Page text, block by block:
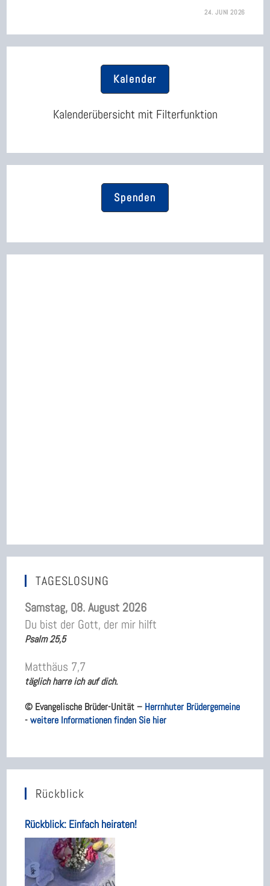
24. JUNI 2026
Kalender
Kalenderübersicht mit Filterfunktion
Spenden
TAGESLOSUNG
Samstag, 08. August 2026
Du bist der Gott, der mir hilft
Psalm 25,5
Matthäus 7,7
täglich harre ich auf dich.
© Evangelische Brüder-Unität – Herrnhuter Brüdergemeine
-weitere Informationen finden Sie hier
Rückblick
Rückblick: Einfach heiraten!